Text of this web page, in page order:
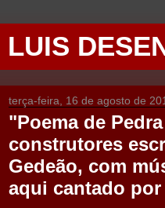
LUIS
terça-feira, 16 de agosto de
"Poema de
construtores
Gedeão, com
aqui cantado por